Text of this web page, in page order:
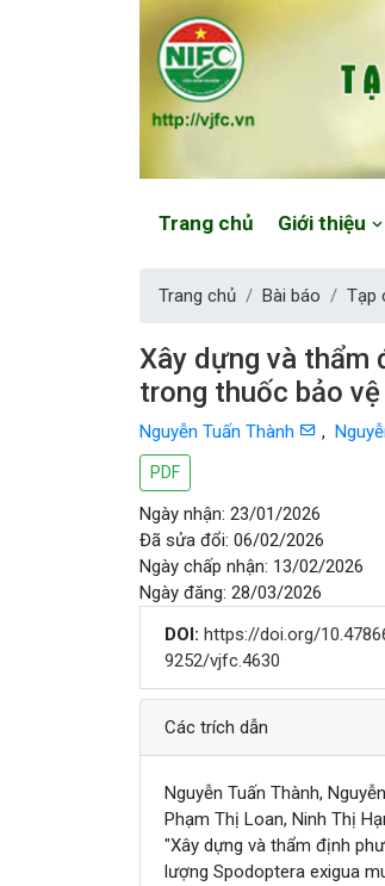
Website: https://vjfc.nifc.gov.vn/
Trang chủ Giới thiệu
Trang chủ Bài báo Tạp
Xây dựng và thẩm
trong thuốc bảo
Nguyễn Tuấn Thành ,
PDF
Ngày nhận: 23/01/2026
Đã sửa đổi: 06/02/2026
Ngày chấp nhận: 13/02/2026
Ngày đăng: 28/03/2026
DOI: https://doi.org/
9252/vjfc.4630
Chi tiết
Các trích dẫn
Nguyễn Tuấn Thành,
Phạm Thị Loan, Ninh Thị
"Xây dựng và thẩm định
lượng Spodoptera exigua